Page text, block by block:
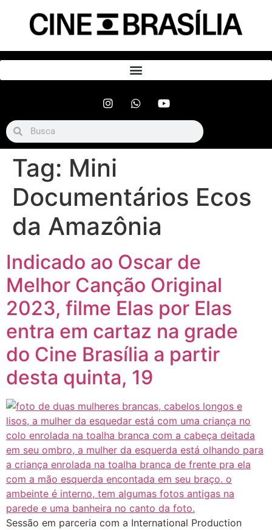
Tag: Mini
Documentários Ecos
da Amazônia
Indicado ao Oscar de
Melhor Canção Original
2023, filme Elas por Elas
entra em cartaz na grade
do Cine Brasília a partir
desta quinta, 19
Sessão em parceria com a International Production